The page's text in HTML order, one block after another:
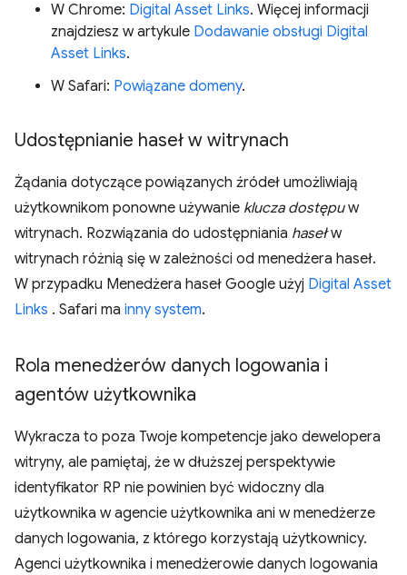
W Chrome: Digital Asset Links. Więcej informacji
znajdziesz w artykule Dodawanie obsługi Digital
Asset Links.
W Safari: Powiązane domeny.
Udostępnianie haseł w witrynach
Żądania dotyczące powiązanych źródeł umożliwiają
użytkownikom ponowne używanie klucza dostępuw
witrynach. Rozwiązania do udostępniania hasełw
witrynach różnią się w zależności od menedżera haseł.
W przypadku Menedżera haseł Google użyj Digital Asset
Links . Safari ma inny system.
Rola menedżerów danych logowania i
agentów użytkownika
Wykracza to poza Twoje kompetencje jako dewelopera
witryny, ale pamiętaj, że w dłuższej perspektywie
identyfikator RP nie powinien być widoczny dla
użytkownika w agencie użytkownika ani w menedżerze
danych logowania, z którego korzystają użytkownicy.
Agenci użytkownika i menedżerowie danych logowania